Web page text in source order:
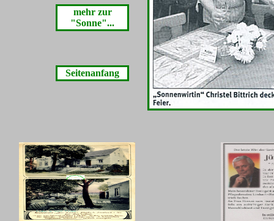
mehr zur
"Sonne"...
Seitenanfang